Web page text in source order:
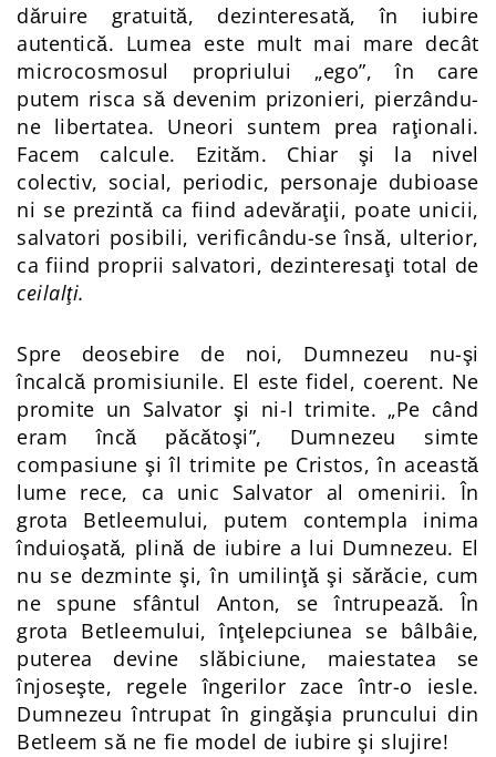
dăruire gratuită, dezinteresată, în iubire
autentică. Lumea este mult mai mare decât
microcosmosul propriului „ego”, în care
putem risca să devenim prizonieri, pierzându-
ne libertatea. Uneori suntem prea raţionali.
Facem calcule. Ezităm. Chiar şi la nivel
colectiv, social, periodic, personaje dubioase
ni se prezintă ca fiind adevăraţii, poate unicii,
salvatori posibili, verificându-se însă, ulterior,
ca fiind proprii salvatori, dezinteresaţi total de
ceilalţi.
Spre deosebire de noi, Dumnezeu nu-şi
încalcă promisiunile. El este fidel, coerent. Ne
promite un Salvator şi ni-l trimite. „Pe când
eram încă păcătoşi”, Dumnezeu simte
compasiune şi îl trimite pe Cristos, în această
lume rece, ca unic Salvator al omenirii. În
grota Betleemului, putem contempla inima
înduioşată, plină de iubire a lui Dumnezeu. El
nu se dezminte şi, în umilinţă şi sărăcie, cum
ne spune sfântul Anton, se întrupează. În
grota Betleemului, înţelepciunea se bâlbâie,
puterea devine slăbiciune, maiestatea se
înjoseşte, regele îngerilor zace într-o iesle.
Dumnezeu întrupat în gingăşia pruncului din
Betleem să ne fie model de iubire şi slujire!